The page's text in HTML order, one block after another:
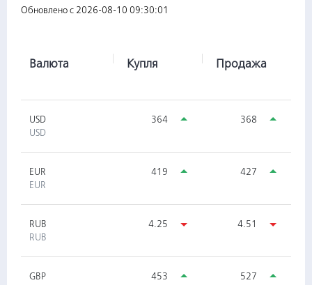
Обновлено с 2026-08-10 09:30:01
Валюта Купля Продажа
USD
USD
364 368
EUR
EUR
419 427
RUB
RUB
4.25 4.51
GBP
453 527